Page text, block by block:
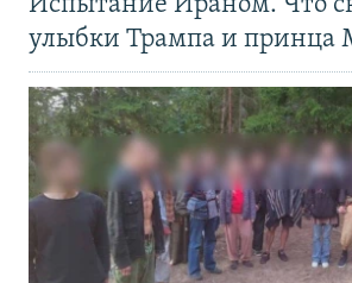
улыбки Трампа и принца